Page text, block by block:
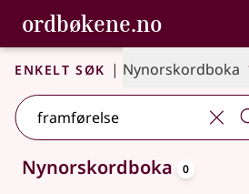
Gå til hovudinnhald
Tilgjenge
ordbøkene.no,
Bokmålsordboka og Nynorskordboka
Enkelt søk | Nynorskordboka
Søkjeforslag tilgjengelege
Nynorskordboka 0